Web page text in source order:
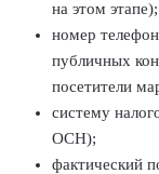
на этом этапе);
номер
публичных
посетители
систему
ОСН);
фактический